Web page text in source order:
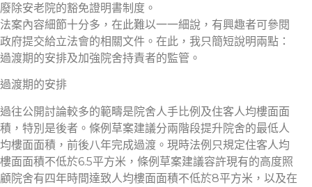
廢除安老院的豁免證明書制度。
法案內容細節十分多，在此難以一一細說，有興趣者可參閱
政府提交給立法會的相關文件。在此，我只簡短說明兩點：
過渡期的安排及加強院舍持責者的監管。
過渡期的安排
過往公開討論較多的範疇是院舍人手比例及住客人均樓面面
積，特別是後者。條例草案建議分兩階段提升院舍的最低人
均樓面面積，前後八年完成過渡。現時法例只規定住客人均
樓面面積不低於6.5平方米，條例草案建議容許現有的高度照
顧院舍有四年時間達致人均樓面面積不低於8平方米，以及在